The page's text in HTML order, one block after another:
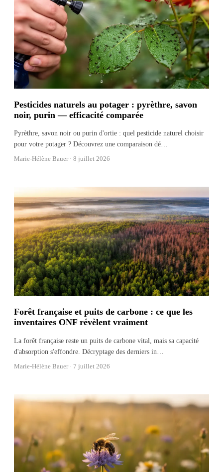
Pesticides naturels au potager : pyrèthre, savon
noir, purin — efficacité comparée
Pyrèthre, savon noir ou purin d'ortie : quel pesticide naturel choisir
pour votre potager ? Découvrez une comparaison dé
Marie-Hélène Bauer · 8 juillet 2026
Forêt française et puits de carbone : ce que les
inventaires ONF révèlent vraiment
La forêt française reste un puits de carbone vital, mais sa capacité
d'absorption s'effondre. Décryptage des derniers in
Marie-Hélène Bauer · 7 juillet 2026